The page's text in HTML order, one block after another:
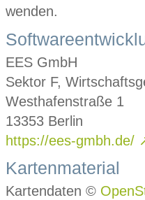
wenden.
EES GmbH
Sektor F,
Westhafenstraße 1
13353 Berlin
https://ees-gmbh.de/
Kartenmaterial
Kartendaten ©